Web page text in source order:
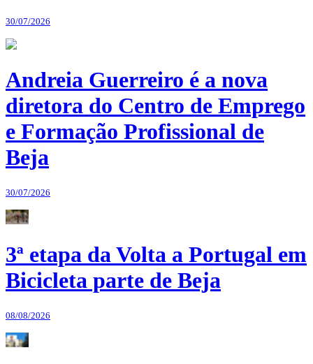
30/07/2026
Andreia Guerreiro é a nova
diretora do Centro de Emprego
e Formação Profissional de
Beja
30/07/2026
3ª etapa da Volta a Portugal em
Bicicleta parte de Beja
08/08/2026